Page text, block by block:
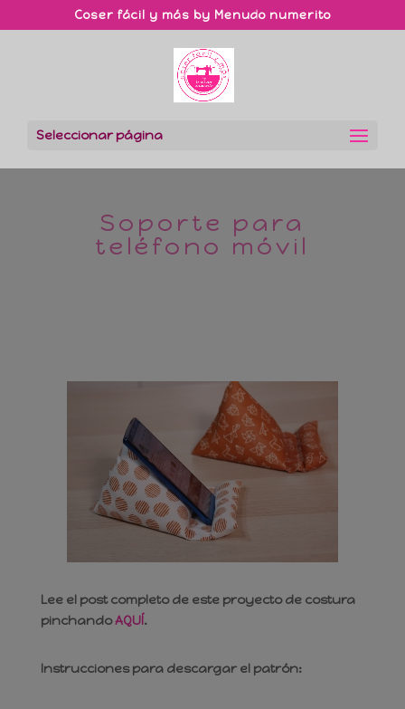
Coser fácil y más by Menudo numerito
Seleccionar página
Soporte para
teléfono móvil
Lee el post completo de este proyecto de costura
pinchandoAQUÍ.
Instrucciones para descargar el patrón: